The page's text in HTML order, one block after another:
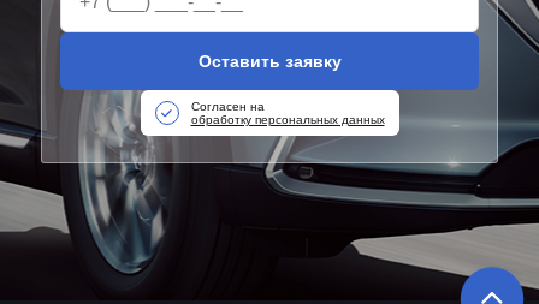
Оставить заявку
Согласен на
обработку персональных данных